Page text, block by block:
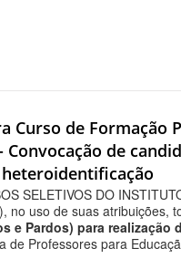
Curso de Formação
de
SELETIVOS DO
no uso de suas atribuições,
e Pardos) para realização
Professores para